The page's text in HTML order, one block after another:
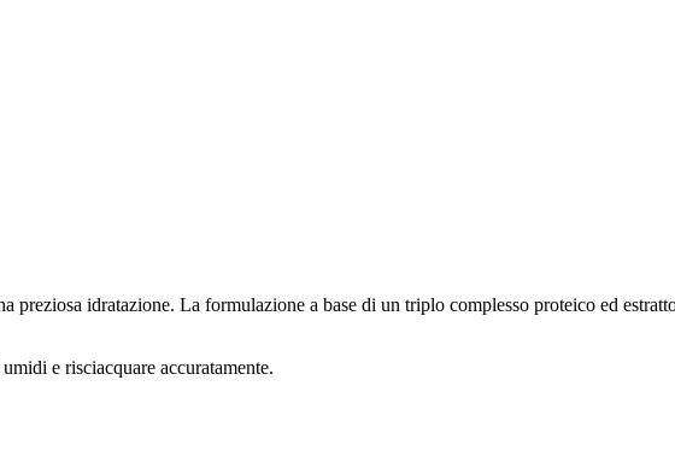
idratazione. La formulazione a base di un triplo complesso proteico ed
e risciacquare accuratamente.